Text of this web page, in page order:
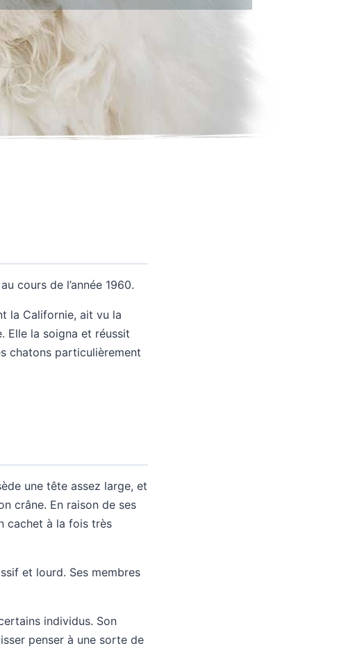
cours de l’année 1960.
la Californie, ait vu la
Elle la soigna et réussit
chatons particulièrement
une tête assez large, et
crâne. En raison de ses
cachet à la fois très
et lourd. Ses membres
individus. Son
penser à une sorte de